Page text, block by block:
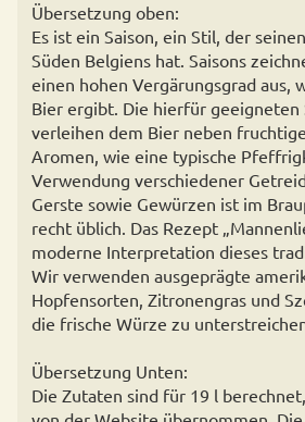
Übersetzung oben:
Es ist ein Saison, ein Stil, der
Süden Belgiens hat. Saisons
einen hohen Vergärungsgrad aus,
Bier ergibt. Die hierfür geeigneten
verleihen dem Bier neben
Aromen, wie eine typische
Verwendung verschiedener
Gerste sowie Gewürzen ist im
recht üblich. Das Rezept
moderne Interpretation dieses
Wir verwenden ausgeprägte
Hopfensorten, Zitronengras und
die frische Würze zu
Übersetzung Unten:
Die Zutaten sind für 19 l